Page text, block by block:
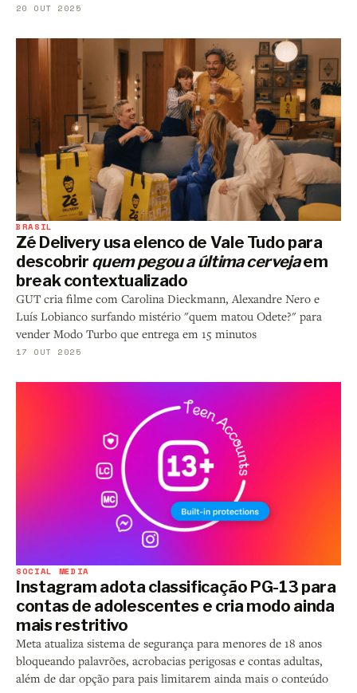
20 OUT 2025
BRASIL
Zé Delivery usa elenco de Vale Tudo para
descobrir quem pegou a última cervejaem
break contextualizado
GUT cria filme com Carolina Dieckmann, Alexandre Nero e
Luís Lobianco surfando mistério "quem matou Odete?" para
vender Modo Turbo que entrega em 15 minutos
17 OUT 2025
SOCIAL MEDIA
Instagram adota classificação PG-13 para
contas de adolescentes e cria modo ainda
mais restritivo
Meta atualiza sistema de segurança para menores de 18 anos
bloqueando palavrões, acrobacias perigosas e contas adultas,
além de dar opção para pais limitarem ainda mais o conteúdo